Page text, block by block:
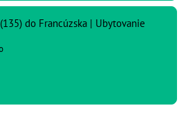
do Francúzska | Ubytovanie